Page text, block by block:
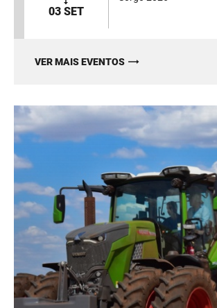
03 SET
VER MAIS EVENTOS